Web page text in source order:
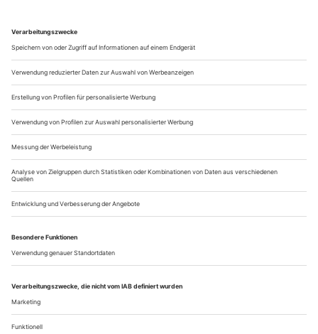
Bezugszeitraumes automatisch in Kraft.
Aus steuerlichen Gründen abweichende Preise für Käufe
außerhalb Deutschlands (Endpreis vor Auslösen der Bestellung
ersichtlich)
9,99 €
Lieferzeit sofort